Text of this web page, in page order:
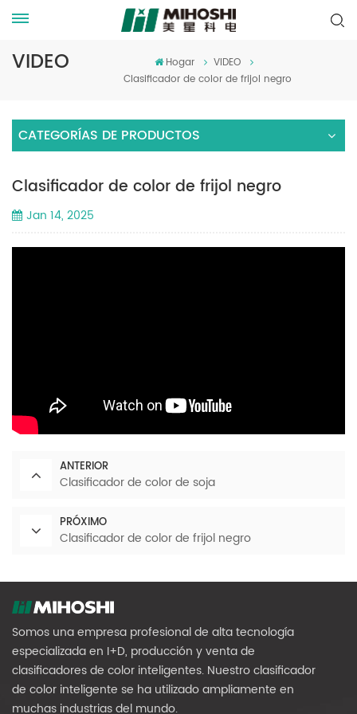
VIDEO Hogar
VIDEO
Clasificador de color de frijol negro
CATEGORÍAS DE PRODUCTOS
Clasificador de color de frijol negro
Jan 14, 2025
ANTERIOR
Clasificador de color de soja
PRÓXIMO
Clasificador de color de frijol negro
Somos una empresa profesional de alta tecnología
especializada en I+D, producción y venta de
clasificadores de color inteligentes. Nuestro clasificador
de color inteligente se ha utilizado ampliamente en
muchas industrias del mundo.